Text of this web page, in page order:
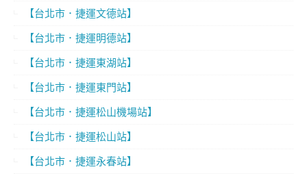
【台北市．捷運文德站】
【台北市．捷運明德站】
【台北市．捷運東湖站】
【台北市．捷運東門站】
【台北市．捷運松山機場站】
【台北市．捷運松山站】
【台北市．捷運永春站】